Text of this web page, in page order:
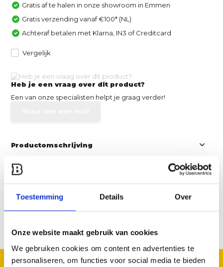
Toestemming Details Over
Onze website maakt gebruik van cookies
We gebruiken cookies om content en advertenties te
personaliseren, om functies voor social media te bieden
Gratis af te halen in onze showroom in Emmen
Gratis verzending vanaf €100* (NL)
Achteraf betalen met Klarna, IN3 of Creditcard
Vergelijk
Heb je een vraag over dit product?
Een van onze specialisten helpt je graag verder!
Productomschrijving
Specificaties
Reviews
Delen